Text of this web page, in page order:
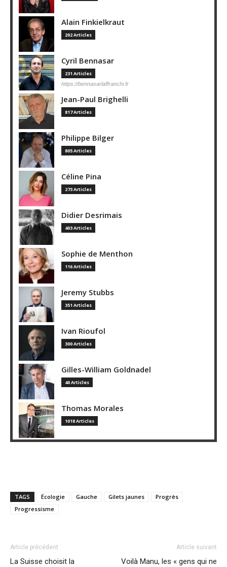
Alain Finkielkraut
202 Articles
Cyril Bennasar
231 Articles
https://bennasarlaffranchi.fr
Jean-Paul Brighelli
817 Articles
Philippe Bilger
805 Articles
Céline Pina
273 Articles
Didier Desrimais
403 Articles
Sophie de Menthon
116 Articles
Jeremy Stubbs
351 Articles
Ivan Rioufol
300 Articles
Gilles-William Goldnadel
40 Articles
Thomas Morales
1018 Articles
TAGS Écologie Gauche Gilets jaunes
Progrès
Progressisme
Article précédent
La Suisse choisit la
Article suivant
Voilà Manu, les « gens qui ne